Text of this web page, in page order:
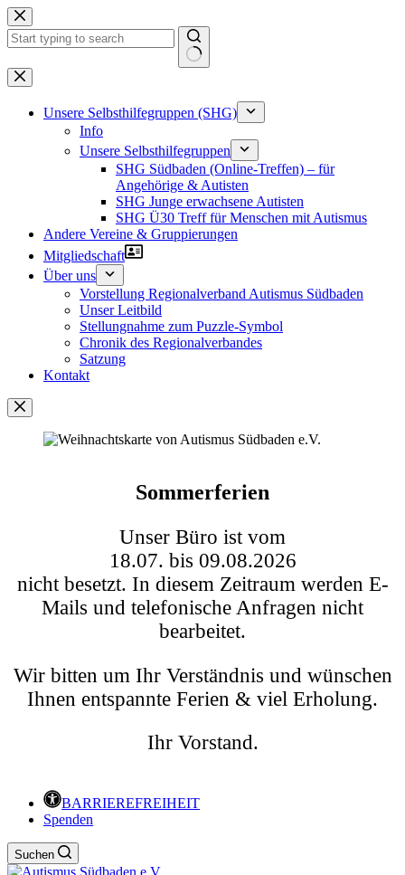
Zum
Inhalt
springen
Keine
Ergebnisse
Unsere Selbsthilfegruppen (SHG)
Info
Unsere Selbsthilfegruppen
SHG Südbaden (Online-Treffen) – für
Angehörige & Autisten
SHG Junge erwachsene Autisten
SHG Ü30 Treff für Menschen mit Autismus
Andere Vereine & Gruppierungen
Mitgliedschaft
Über uns
Vorstellung Regionalverband Autismus Südbaden
Unser Leitbild
Stellungnahme zum Puzzle-Symbol
Chronik des Regionalverbandes
Satzung
Kontakt
Sommerferien
Unser Büro ist vom
18.07. bis 09.08.2026
nicht besetzt. In diesem Zeitraum werden E-
Mails und telefonische Anfragen nicht
bearbeitet.
Wir bitten um Ihr Verständnis und wünschen
Ihnen entspannte Ferien & viel Erholung.
Ihr Vorstand.
BARRIEREFREIHEIT
Spenden
Suchen